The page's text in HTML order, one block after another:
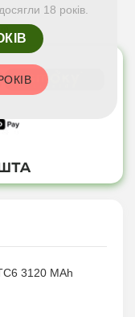
3120 MAh
18 років.